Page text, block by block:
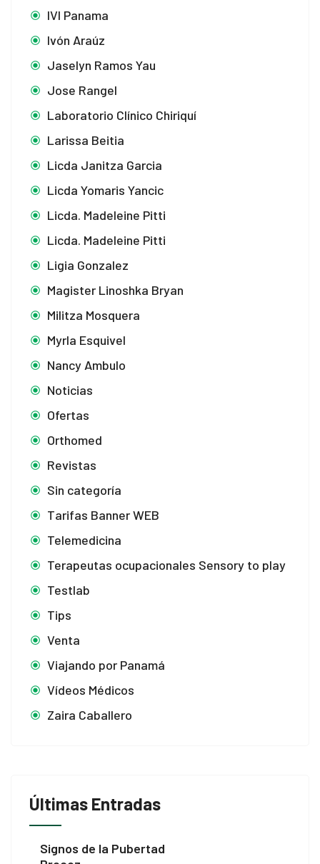
IVI Panama
Ivón Araúz
Jaselyn Ramos Yau
Jose Rangel
Laboratorio Clínico Chiriquí
Larissa Beitia
Licda Janitza Garcia
Licda Yomaris Yancic
Licda. Madeleine Pitti
Licda. Madeleine Pitti
Ligia Gonzalez
Magister Linoshka Bryan
Militza Mosquera
Myrla Esquivel
Nancy Ambulo
Noticias
Ofertas
Orthomed
Revistas
Sin categoría
Tarifas Banner WEB
Telemedicina
Terapeutas ocupacionales Sensory to play
Testlab
Tips
Venta
Viajando por Panamá
Vídeos Médicos
Zaira Caballero
Últimas Entradas
Signos de la Pubertad